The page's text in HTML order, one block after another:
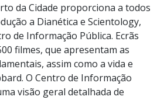
da Cidade proporciona a todos
a Dianética e Scientology,
de Informação Pública. Ecrãs
filmes, que apresentam as
assim como a vida e
O Centro de Informação
visão geral detalhada de